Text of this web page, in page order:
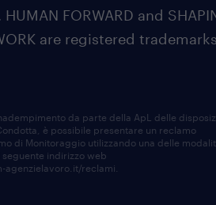
, HUMAN FORWARD and
are registered
da parte della ApL delle
è possibile presentare un reclamo
di Monitoraggio utilizzando una delle
indirizzo web
agenzielavoro.it/reclami